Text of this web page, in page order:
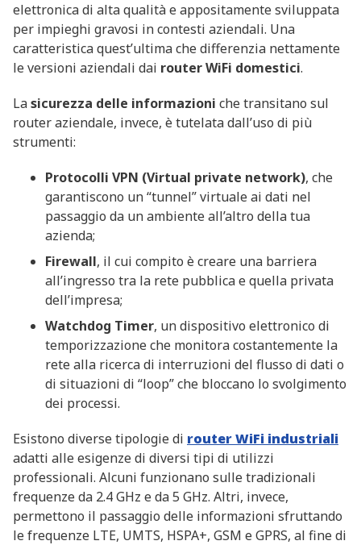
elettronica di alta qualità e appositamente sviluppata
per impieghi gravosi in contesti aziendali. Una
caratteristica quest’ultima che differenzia nettamente
le versioni aziendali dai router WiFi domestici.
Lasicurezza delle informazioni che transitano sul
router aziendale, invece, è tutelata dall’uso di più
strumenti:
Protocolli VPN (Virtual private network), che
garantiscono un “tunnel” virtuale ai dati nel
passaggio da un ambiente all’altro della tua
azienda;
Firewall, il cui compito è creare una barriera
all’ingresso tra la rete pubblica e quella privata
dell’impresa;
Watchdog Timer, un dispositivo elettronico di
temporizzazione che monitora costantemente la
rete alla ricerca di interruzioni del flusso di dati o
di situazioni di “loop” che bloccano lo svolgimento
dei processi.
Esistono diverse tipologie di router WiFi industriali
adatti alle esigenze di diversi tipi di utilizzi
professionali. Alcuni funzionano sulle tradizionali
frequenze da 2.4 GHz e da 5 GHz. Altri, invece,
permettono il passaggio delle informazioni sfruttando
le frequenze LTE, UMTS, HSPA+, GSM e GPRS, al fine di